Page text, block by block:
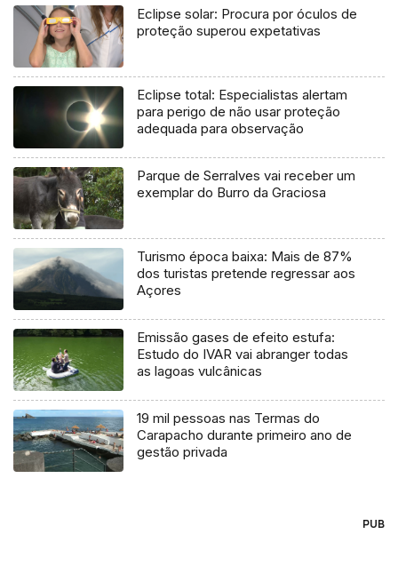
Eclipse solar: Procura por óculos de
proteção superou expetativas
Eclipse total: Especialistas alertam
para perigo de não usar proteção
adequada para observação
Parque de Serralves vai receber um
exemplar do Burro da Graciosa
Turismo época baixa: Mais de 87%
dos turistas pretende regressar aos
Açores
Emissão gases de efeito estufa:
Estudo do IVAR vai abranger todas
as lagoas vulcânicas
19 mil pessoas nas Termas do
Carapacho durante primeiro ano de
gestão privada
PUB